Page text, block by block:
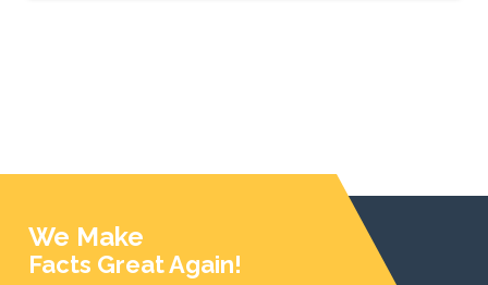
We Make
Facts Great Again!